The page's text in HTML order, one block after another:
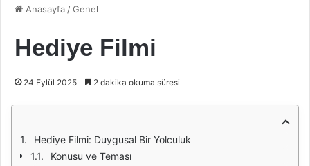
Anasayfa /Genel
Hediye Filmi
24 Eylül 2025 2 dakika okuma süresi
Hediye Filmi: Duygusal Bir Yolculuk
Konusu ve Teması